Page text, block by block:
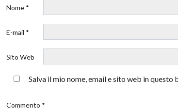
Nome *
E-mail *
Sito Web
Salva il mio nome, email e sito web in
Commento *